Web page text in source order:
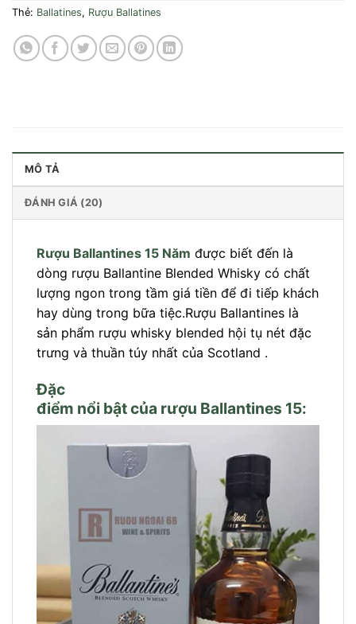
Thẻ: Ballatines, Rượu Ballatines
MÔ TẢ
ĐÁNH GIÁ (20)
Rượu Ballantines 15 Năm được biết đến là
dòng rượu Ballantine Blended Whisky có chất
lượng ngon trong tầm giá tiền để đi tiếp khách
hay dùng trong bữa tiệc.Rượu Ballantines là
sản phẩm rượu whisky blended hội tụ nét đặc
trưng và thuần túy nhất của Scotland .
Đặc
điểm nổi bật của rượu Ballantines 15: